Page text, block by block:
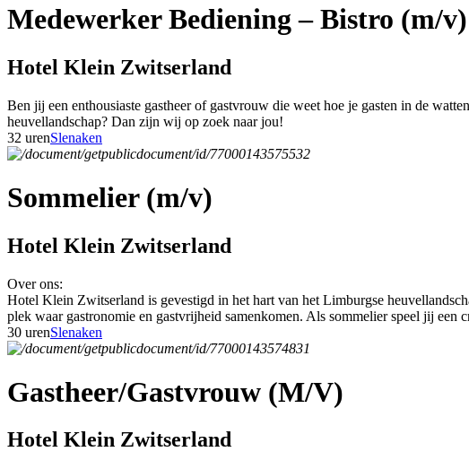
Medewerker Bediening – Bistro (m/v)
Hotel Klein Zwitserland
Ben jij een enthousiaste gastheer of gastvrouw die weet hoe je gasten in de
heuvellandschap? Dan zijn wij op zoek naar jou!
32 urenSlenaken
Sommelier (m/v)
Hotel Klein Zwitserland
Over ons:
Hotel Klein Zwitserland is gevestigd in het hart van het Limburgse
plek waar gastronomie en gastvrijheid samenkomen. Als sommelier speel jij
30 urenSlenaken
Gastheer/Gastvrouw (M/V)
Hotel Klein Zwitserland